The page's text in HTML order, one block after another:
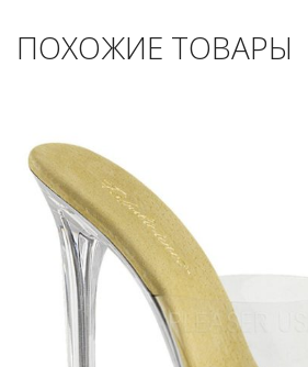
ПОХОЖИЕ ТОВАРЫ